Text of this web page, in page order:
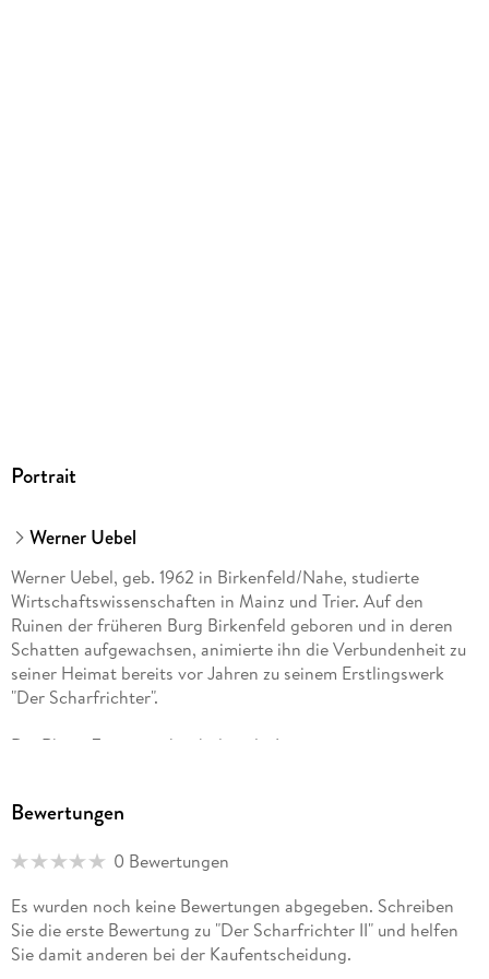
Portrait
Werner Uebel
Werner Uebel, geb. 1962 in Birkenfeld/Nahe, studierte
Wirtschaftswissenschaften in Mainz und Trier. Auf den
Ruinen der früheren Burg Birkenfeld geboren und in deren
Schatten aufgewachsen, animierte ihn die Verbundenheit zu
seiner Heimat bereits vor Jahren zu seinem Erstlingswerk
"Der Scharfrichter".
Die Rhein-Zeitung schrieb damals: In seinem ersten
Birkenfeld auf dem Blutgerüst beginnt, bis nach Kastellaun
mit erstaunlichen Wendungen an. Der Autor Werner Uebel
versteht es glänzend, den Leser mitzunehmen in die Wirren
des 14. Jahrhunderts. Das Ende des historischen Romans
Bewertungen
0 Bewertungen
Es wurden noch keine Bewertungen abgegeben. Schreiben
Sie die erste Bewertung zu "Der Scharfrichter II" und helfen
Sie damit anderen bei der Kaufentscheidung.